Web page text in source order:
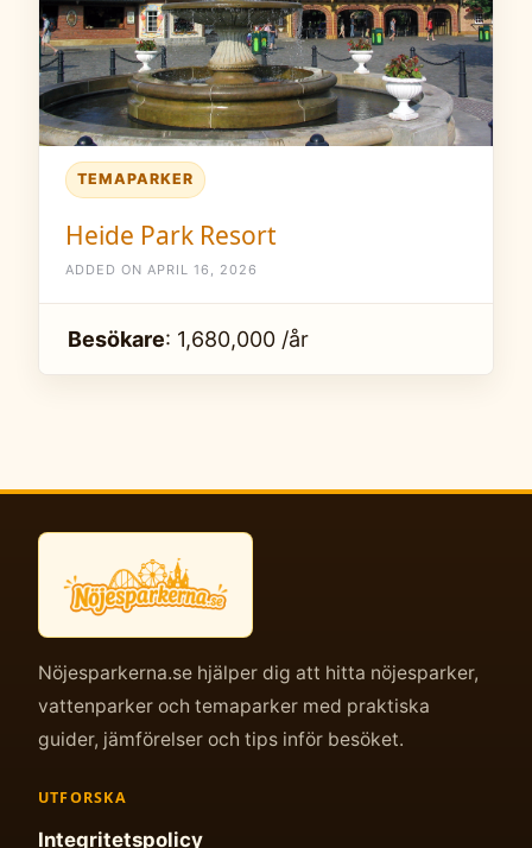
TEMAPARKER
Heide Park Resort
ADDED ON APRIL 16, 2026
Besökare: 1,680,000 /år
Nöjesparkerna.se hjälper dig att hitta nöjesparker,
vattenparker och temaparker med praktiska
guider, jämförelser och tips inför besöket.
UTFORSKA
Integritetspolicy